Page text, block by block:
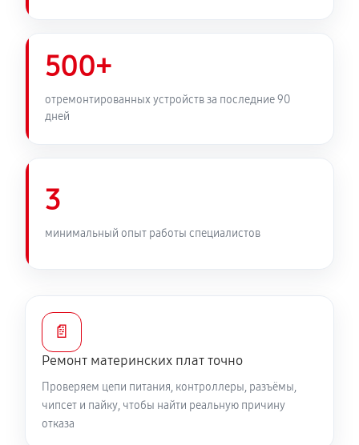
500+
отремонтированных устройств за последние 90
дней
3
минимальный опыт работы специалистов
📄
Ремонт материнских плат точно
Проверяем цепи питания, контроллеры, разъёмы,
чипсет и пайку, чтобы найти реальную причину
отказа